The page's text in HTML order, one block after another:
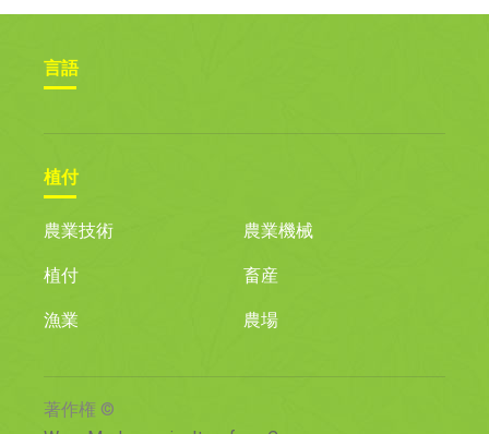
言語
植付
農業技術 農業機械
植付 畜産
漁業 農場
著作権 ©